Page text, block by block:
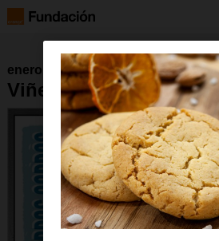
enero 2017
Viñeta 19 de octubre